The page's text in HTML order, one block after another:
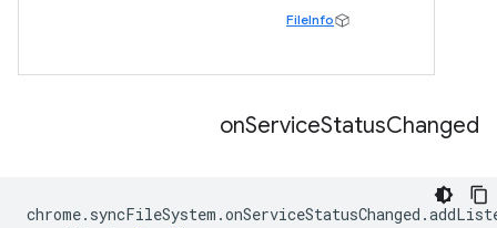
FileInfo
onServiceStatusChanged
chrome. syncFileSystem .onServiceStatusChanged .